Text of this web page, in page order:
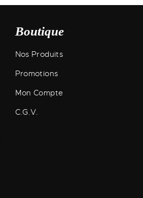
Boutique
Nos Produits
Promotions
Mon Compte
C.G.V.